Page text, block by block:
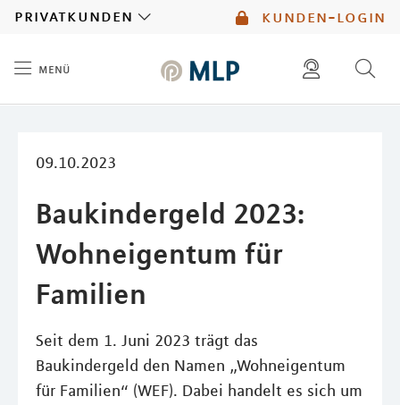
kunden-login
privatkunden
menü
09.10.2023
Baukindergeld 2023:
Wohneigentum für
Familien
Seit dem 1. Juni 2023 trägt das
Baukindergeld den Namen „Wohneigentum
für Familien“ (WEF). Dabei handelt es sich um